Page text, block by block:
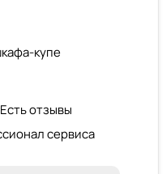
купе
Есть отзывы
сервиса